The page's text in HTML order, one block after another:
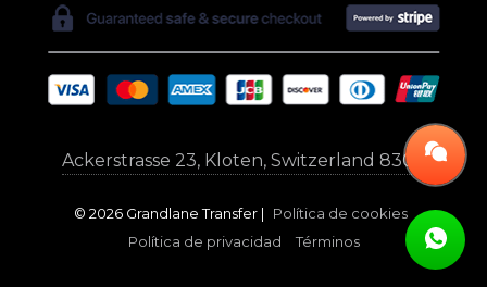
Ackerstrasse 23, Kloten, Switzerland 8302
© 2026 Grandlane Transfer |
Política de cookies
Política de privacidad
Términos